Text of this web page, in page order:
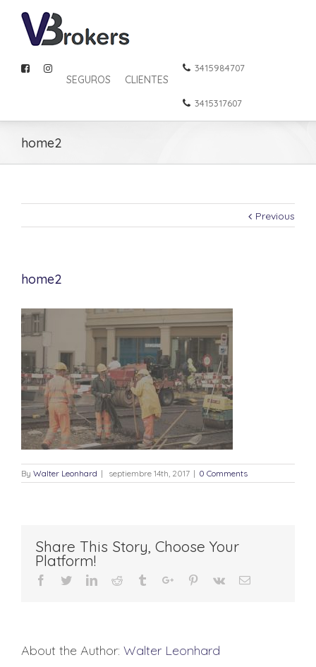
SEGUROS CLIENTES
3415984707
3415317607
home2
Previous
home2
By Walter Leonhard | septiembre 14th, 2017 | 0 Comments
Share This Story, Choose Your
Platform!
Facebook
TwitterLinkedinReddit TumblrGoogle+Pinterest
Vk Email
About the Author: Walter Leonhard